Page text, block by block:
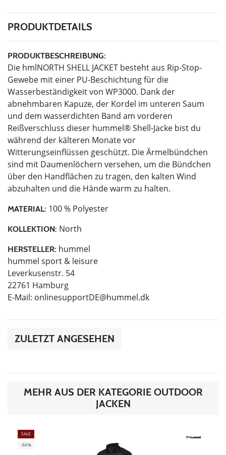
PRODUKTDETAILS
PRODUKTBESCHREIBUNG:
Die hmlNORTH SHELL JACKET besteht aus Rip-Stop-
Gewebe mit einer PU-Beschichtung für die
Wasserbeständigkeit von WP3000. Dank der
abnehmbaren Kapuze, der Kordel im unteren Saum
und dem wasserdichten Band am vorderen
Reißverschluss dieser hummel® Shell-Jacke bist du
während der kälteren Monate vor
Witterungseinflüssen geschützt. Die Ärmelbündchen
sind mit Daumenlöchern versehen, um die Bündchen
über den Handflächen zu tragen, den kalten Wind
abzuhalten und die Hände warm zu halten.
MATERIAL: 100 % Polyester
KOLLEKTION: North
HERSTELLER: hummel
hummel sport & leisure
Leverkusenstr. 54
22761 Hamburg
E-Mail: onlinesupportDE@hummel.dk
ZULETZT ANGESEHEN
MEHR AUS DER KATEGORIE OUTDOOR
JACKEN
SALE
-50%